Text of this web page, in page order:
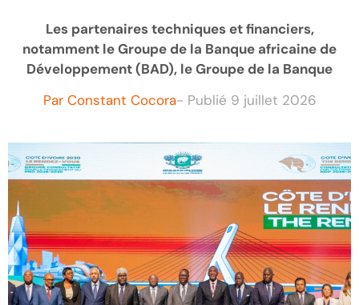
Les partenaires techniques et financiers,
notamment le Groupe de la Banque africaine de
Développement (BAD), le Groupe de la Banque
Par Constant Cocora- Publié 9 juillet 2026